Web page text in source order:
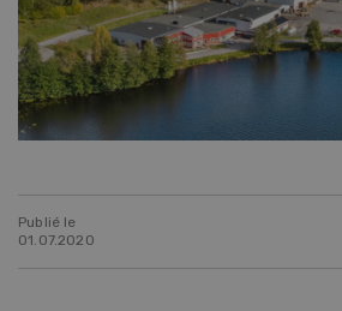
Publié le
01.07.2020